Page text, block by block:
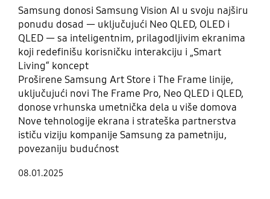
Samsung donosi Samsung Vision AI u svoju najširu
ponudu dosad — uključujući Neo QLED, OLED i
QLED — sa inteligentnim, prilagodljivim ekranima
koji redefinišu korisničku interakciju i „Smart
Living“ koncept
Proširene Samsung Art Store i The Frame linije,
uključujući novi The Frame Pro, Neo QLED i QLED,
donose vrhunska umetnička dela u više domova
Nove tehnologije ekrana i strateška partnerstva
ističu viziju kompanije Samsung za pametniju,
povezaniju budućnost
08.01.2025